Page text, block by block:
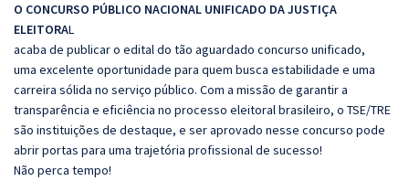
O CONCURSO PÚBLICO NACIONAL UNIFICADO DA JUSTIÇA
ELEITORAL
acaba de publicar o edital do tão aguardado concurso unificado,
uma excelente oportunidade para quem busca estabilidade e uma
carreira sólida no serviço público. Com a missão de garantir a
transparência e eficiência no processo eleitoral brasileiro, o TSE/TRE
são instituições de destaque, e ser aprovado nesse concurso pode
abrir portas para uma trajetória profissional de sucesso!
Não perca tempo!